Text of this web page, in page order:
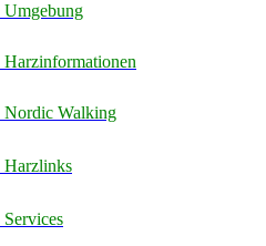
Umgebung
Harzinformationen
Nordic Walking
Harzlinks
Services